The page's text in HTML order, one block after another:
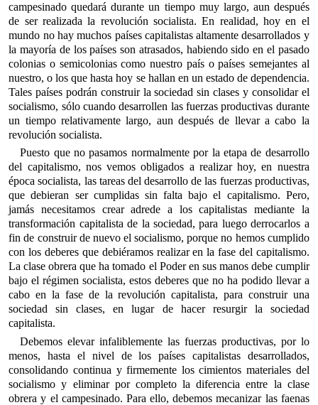
campesinado quedará durante un tiempo muy largo, aun después
de ser realizada la revolución socialista. En realidad, hoy en el
mundo no hay muchos países capitalistas altamente desarrollados y
la mayoría de los países son atrasados, habiendo sido en el pasado
colonias o semicolonias como nuestro país o países semejantes al
nuestro, o los que hasta hoy se hallan en un estado de dependencia.
Tales países podrán construir la sociedad sin clases y consolidar el
socialismo, sólo cuando desarrollen las fuerzas productivas durante
un tiempo relativamente largo, aun después de llevar a cabo la
revolución socialista.
Puesto que no pasamos normalmente por la etapa de desarrollo
del capitalismo, nos vemos obligados a realizar hoy, en nuestra
época socialista, las tareas del desarrollo de las fuerzas productivas,
que debieran ser cumplidas sin falta bajo el capitalismo. Pero,
jamás necesitamos crear adrede a los capitalistas mediante la
transformación capitalista de la sociedad, para luego derrocarlos a
fin de construir de nuevo el socialismo, porque no hemos cumplido
con los deberes que debiéramos realizar en la fase del capitalismo.
La clase obrera que ha tomado el Poder en sus manos debe cumplir
bajo el régimen socialista, estos deberes que no ha podido llevar a
cabo en la fase de la revolución capitalista, para construir una
sociedad sin clases, en lugar de hacer resurgir la sociedad
capitalista.
Debemos elevar infaliblemente las fuerzas productivas, por lo
menos, hasta el nivel de los países capitalistas desarrollados,
consolidando continua y firmemente los cimientos materiales del
socialismo y eliminar por completo la diferencia entre la clase
obrera y el campesinado. Para ello, debemos mecanizar las faenas